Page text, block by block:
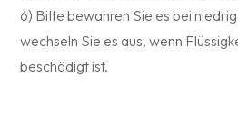
6) Bitte bewahren Sie es bei
wechseln Sie es aus, wenn
beschädigt ist.